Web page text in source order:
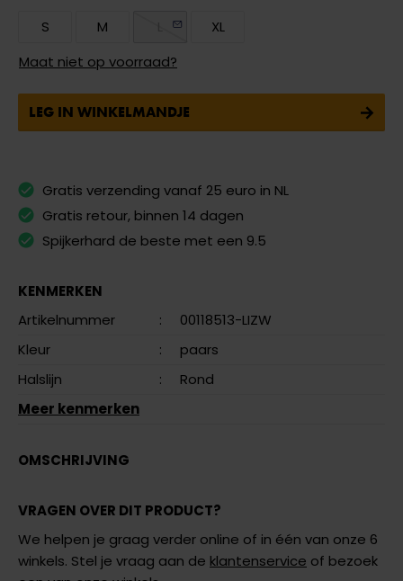
S M
XL
Maat niet op voorraad?
LEG IN WINKELMANDJE
Gratis verzending vanaf 25 euro in NL
Gratis retour, binnen 14 dagen
Spijkerhard de beste met een 9.5
KENMERKEN
Artikelnummer
:
00118513-LIZW
Kleur
:
paars
Halslijn
:
Rond
Meer kenmerken
OMSCHRIJVING
VRAGEN OVER DIT PRODUCT?
We helpen je graag verder online of in één van onze 6
winkels. Stel je vraag aan de klantenservice of bezoek